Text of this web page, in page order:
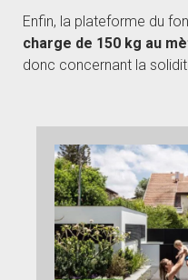
Enfin, la plateforme du
charge de 150 kg au
donc concernant la